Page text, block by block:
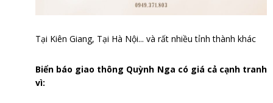
Tại Kiên Giang, Tại Hà Nội... và rất nhiều tỉnh thành khác
Biển báo giao thông Quỳnh Nga có giá cả cạnh tranh
vì: